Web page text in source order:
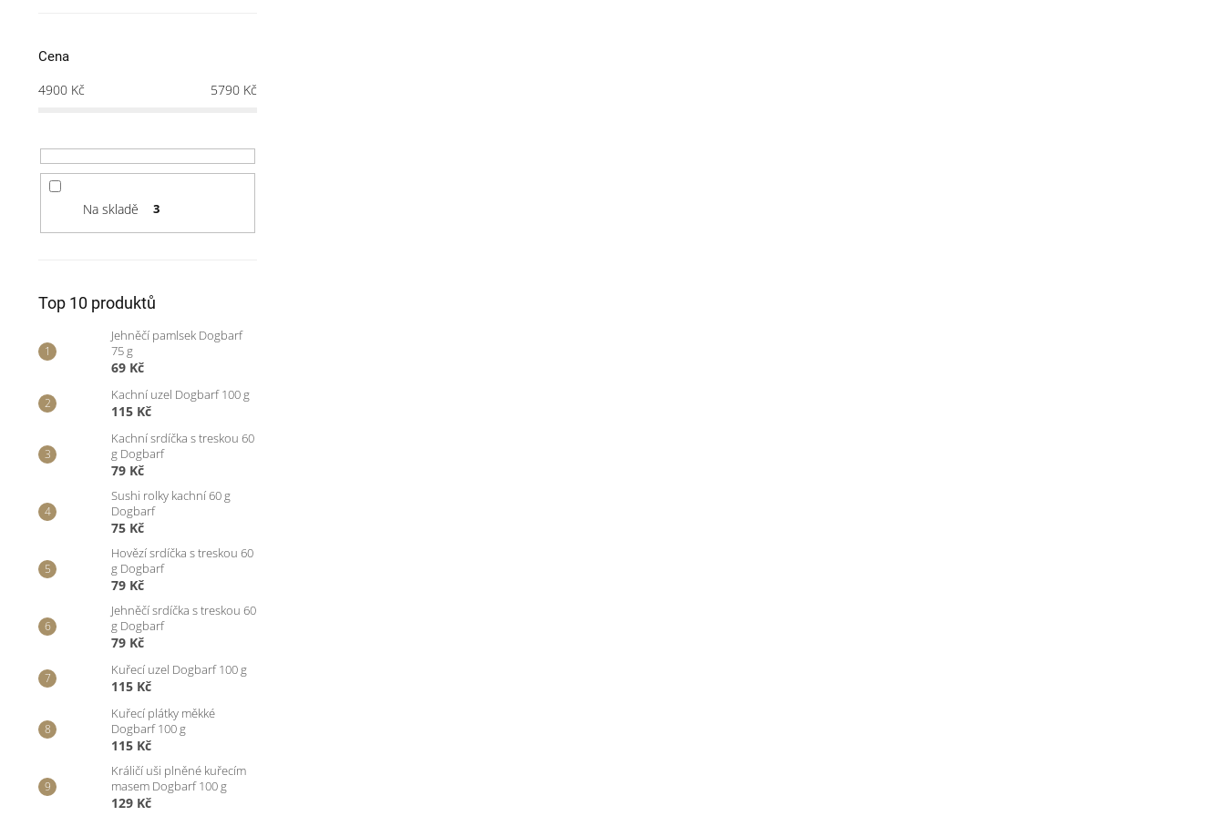
Cena
4900 Kč 5790 Kč
Na skladě 3
Top 10 produktů
Jehněčí pamlsek Dogbarf
75 g
69 Kč
Kachní uzel Dogbarf 100 g
115 Kč
Kachní srdíčka s treskou 60
g Dogbarf
79 Kč
Sushi rolky kachní 60 g
Dogbarf
75 Kč
Hovězí srdíčka s treskou 60
g Dogbarf
79 Kč
Jehněčí srdíčka s treskou 60
g Dogbarf
79 Kč
Kuřecí uzel Dogbarf 100 g
115 Kč
Kuřecí plátky měkké
Dogbarf 100 g
115 Kč
Králičí uši plněné kuřecím
masem Dogbarf 100 g
129 Kč